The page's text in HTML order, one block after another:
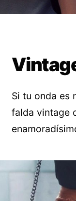
Si tu onda es
falda vintage